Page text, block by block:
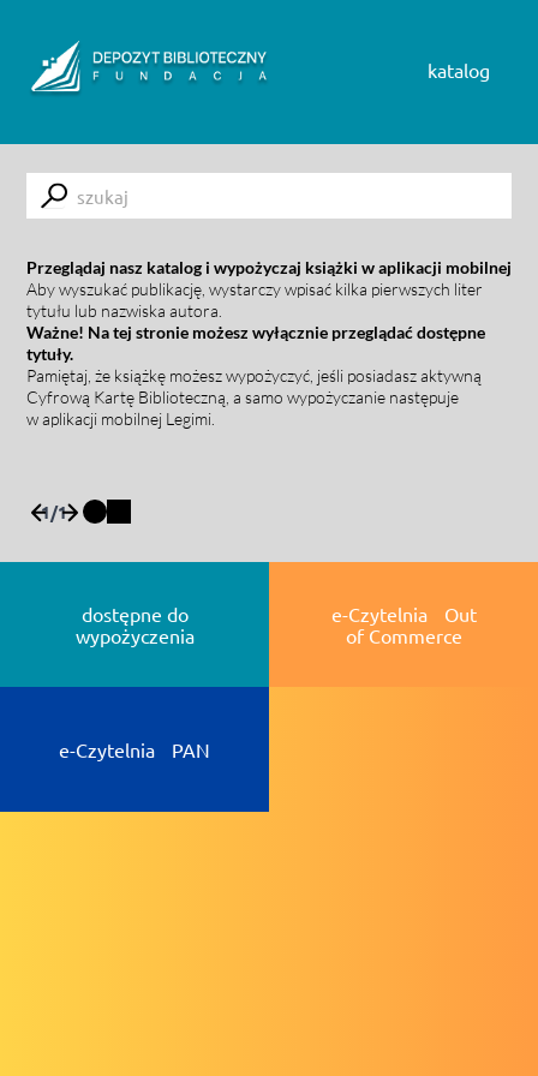
katalog
Submit
Przeglądaj nasz katalog i wypożyczaj książki w aplikacji mobilnej
Aby wyszukać publikację, wystarczy wpisać kilka pierwszych liter
tytułu lub nazwiska autora.
Ważne! Na tej stronie możesz wyłącznie przeglądać dostępne
tytuły.
Pamiętaj, że książkę możesz wypożyczyć, jeśli posiadasz aktywną
Cyfrową Kartę Biblioteczną, a samo wypożyczanie następuje
w aplikacji mobilnej Legimi.
1/1
dostępne do
wypożyczenia
e-Czytelnia Out
of Commerce
e-Czytelnia PAN